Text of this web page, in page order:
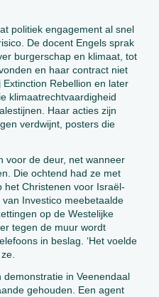
politiek engagement al snel
De docent Engels sprak
burgerschap en klimaat, tot
en haar contract niet
Rebellion en later
klimaatrechtvaardigheid
Haar acties zijn
verdwijnt, posters die
voor de deur, net wanneer
Die ochtend had ze met
het Christenen voor Israël-
Investico meebetaalde
op de Westelijke
tegen de muur wordt
in beslag. ‘Het voelde
in Veenendaal
gehouden. Een agent